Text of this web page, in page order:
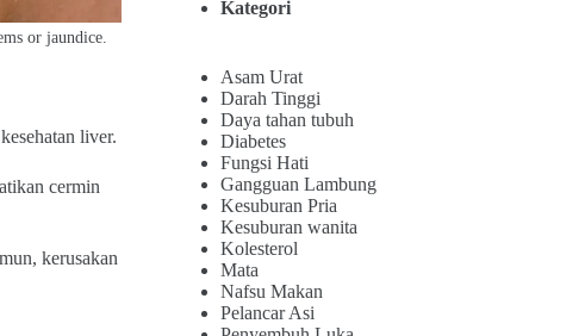
or jaundice.
liver.
cermin
kerusakan
Kategori
Asam Urat
Darah Tinggi
Daya tahan tubuh
Diabetes
Fungsi Hati
Gangguan Lambung
Kesuburan Pria
Kesuburan wanita
Kolesterol
Mata
Nafsu Makan
Pelancar Asi